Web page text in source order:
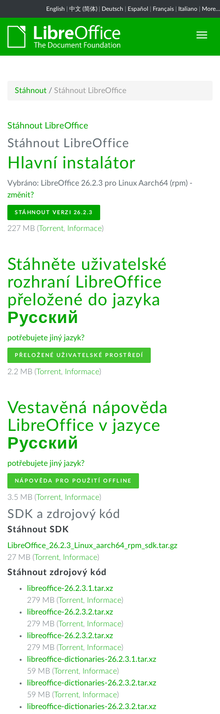
English 中文 (简体) Deutsch Español Français Italiano More...
Stáhnout / Stáhnout LibreOffice
Stáhnout LibreOffice
Stáhnout LibreOffice
Hlavní instalátor
Vybráno: LibreOffice 26.2.3 pro Linux Aarch64 (rpm) -
změnit?
STÁHNOUT VERZI 26.2.3
227 MB (Torrent, Informace)
Stáhněte uživatelské
rozhraní LibreOffice
přeložené do jazyka
Русский
potřebujete jiný jazyk?
PŘELOŽENÉ UŽIVATELSKÉ PROSTŘEDÍ
2.2 MB (Torrent, Informace)
Vestavěná nápověda
LibreOffice v jazyce
Русский
potřebujete jiný jazyk?
NÁPOVĚDA PRO POUŽITÍ OFFLINE
3.5 MB (Torrent, Informace)
SDK a zdrojový kód
Stáhnout SDK
LibreOffice_26.2.3_Linux_aarch64_rpm_sdk.tar.gz
27 MB (Torrent, Informace)
Stáhnout zdrojový kód
libreoffice-26.2.3.1.tar.xz
279 MB (Torrent, Informace)
libreoffice-26.2.3.2.tar.xz
279 MB (Torrent, Informace)
libreoffice-26.2.3.2.tar.xz
279 MB (Torrent, Informace)
libreoffice-dictionaries-26.2.3.1.tar.xz
59 MB (Torrent, Informace)
libreoffice-dictionaries-26.2.3.2.tar.xz
59 MB (Torrent, Informace)
libreoffice-dictionaries-26.2.3.2.tar.xz